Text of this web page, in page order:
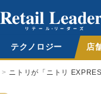
テクノロジー 店
ニトリが「ニトリ